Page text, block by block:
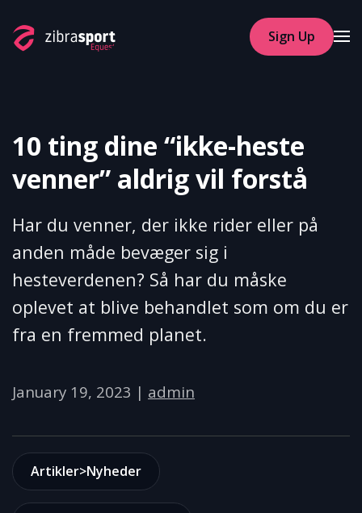
Skip to main content
Sign Up
10 ting dine “ikke-heste
venner” aldrig vil forstå
Har du venner, der ikke rider eller på
anden måde bevæger sig i
hesteverdenen? Så har du måske
oplevet at blive behandlet som om du er
fra en fremmed planet.
January 19, 2023 | admin
Artikler>Nyheder